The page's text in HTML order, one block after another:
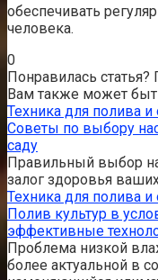
обеспечивать
человека.
0
Понравилась
Вам также может
Техника для полива
Советы по выбору
саду
Правильный выбор
залог здоровья
Техника для полива
Полив культур в
эффективные
Проблема низкой
более актуальной в